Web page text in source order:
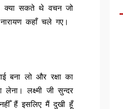
क्या सकते थे वचन जो
कहाँ चले गए।
बना लो और रक्षा का
लेना। लक्ष्मी जी सुन्दर
हैं इसलिए मैं दुखी हूँ